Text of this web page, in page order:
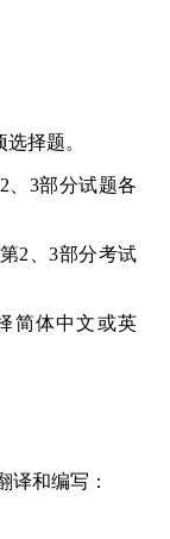
择题。
、3部分试题各
2、3部分考试
简体中文或英
译和编写：